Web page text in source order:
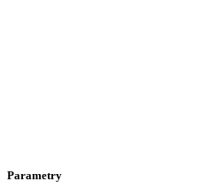
Parametry